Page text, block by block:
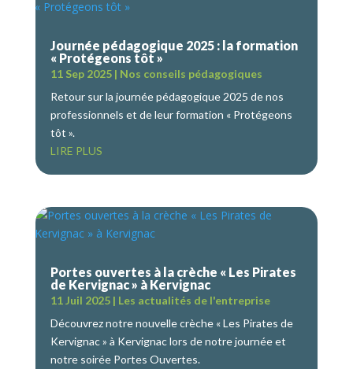
Journée pédagogique 2025 : la formation
« Protégeons tôt »
11 Sep 2025| Nos conseils pédagogiques
Retour sur la journée pédagogique 2025 de nos
professionnels et de leur formation « Protégeons
tôt ».
LIRE PLUS
Portes ouvertes à la crèche « Les Pirates
de Kervignac » à Kervignac
11 Juil 2025| Les actualités de l'entreprise
Découvrez notre nouvelle crèche « Les Pirates de
Kervignac » à Kervignac lors de notre journée et
notre soirée Portes Ouvertes.